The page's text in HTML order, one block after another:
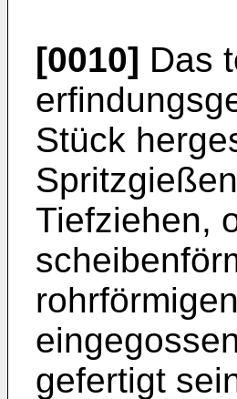
[0010] Das
Stück
Tiefziehen,
gefertigt